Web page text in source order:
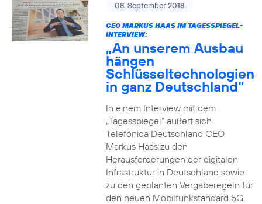
08. September 2018
CEO MARKUS HAAS IM TAGESSPIEGEL-
INTERVIEW:
„An unserem Ausbau
hängen
Schlüsseltechnologien
in ganz Deutschland“
In einem Interview mit dem
„Tagesspiegel“ äußert sich
Telefónica Deutschland CEO
Markus Haas zu den
Herausforderungen der digitalen
Infrastruktur in Deutschland sowie
zu den geplanten Vergaberegeln für
den neuen Mobilfunkstandard 5G.